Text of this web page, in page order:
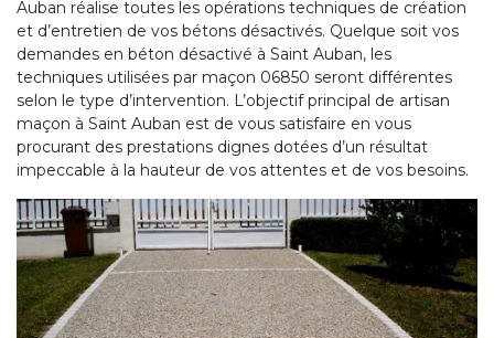
Auban réalise toutes les opérations techniques de création
et d’entretien de vos bétons désactivés. Quelque soit vos
demandes en béton désactivé à Saint Auban, les
techniques utilisées par maçon 06850 seront différentes
selon le type d’intervention. L’objectif principal de artisan
maçon à Saint Auban est de vous satisfaire en vous
procurant des prestations dignes dotées d’un résultat
impeccable à la hauteur de vos attentes et de vos besoins.